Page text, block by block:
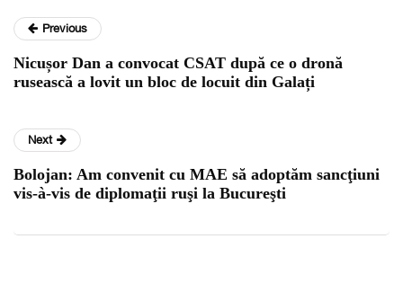
Previous
Nicușor Dan a convocat CSAT după ce o dronă
rusească a lovit un bloc de locuit din Galați
Next
Bolojan: Am convenit cu MAE să adoptăm sancţiuni
vis-à-vis de diplomaţii ruşi la Bucureşti